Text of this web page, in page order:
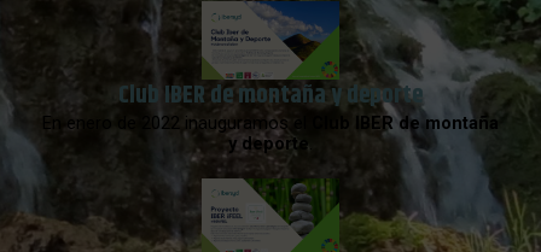
Club IBER de montaña y deporte
En enero de 2022 inauguramos el
Club IBER de montaña
y deporte